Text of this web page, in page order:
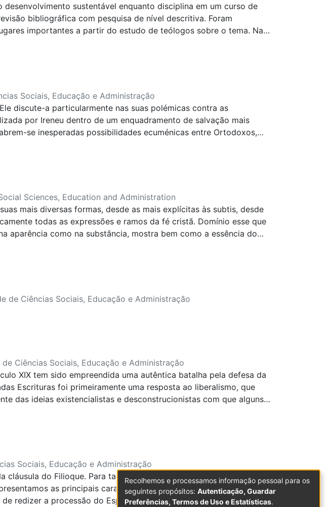
sustentável enquanto disciplina em um curso de
bibliográfica com pesquisa de nível descritiva. Foram
importantes a partir do estudo de teólogos sobre o tema. Na
disciplina de Ética e Bioética do Desenvolvimento Sustentável
contribuição na construção de uma ciência mais
e sua consequente aplicação.
Sociais, Educação e Administração
discute-a particularmente nas suas polémicas contra as
por Ireneu dentro de um enquadramento de salvação mais
se inesperadas possibilidades ecuménicas entre Ortodoxos,
sobre a justificação, assim, é que a justificação não deve ser
Sciences, Education and Administration
mais diversas formas, desde as mais explícitas às subtis, desde
todas as expressões e ramos da fé cristã. Domínio esse que
aparência como na substância, mostra bem como a essência do
não terá sido mais determinante do que a oportunidade de
de Ciências Sociais, Educação e Administração
de Ciências Sociais, Educação e Administração
XIX tem sido empreendida uma autêntica batalha pela defesa da
Escrituras foi primeiramente uma resposta ao liberalismo, que
das ideias existencialistas e desconstrucionistas com que alguns
uma cosmovisão assente na suprema autoridade bíblica em
homossexuais no seio da igreja, têm tido forte oposição por parte
Sociais, Educação e Administração
do Filioque. Para tal, abordamos um pequeno histórico a
as principais características de sua proposta. Foi
redizer a processão do Espírito abordando as ênfases do
Recolhemos e processamos informação pessoal para os
seguintes propósitos: Autenticação, Guardar
Preferências, Termos de Uso e Estatísticas.